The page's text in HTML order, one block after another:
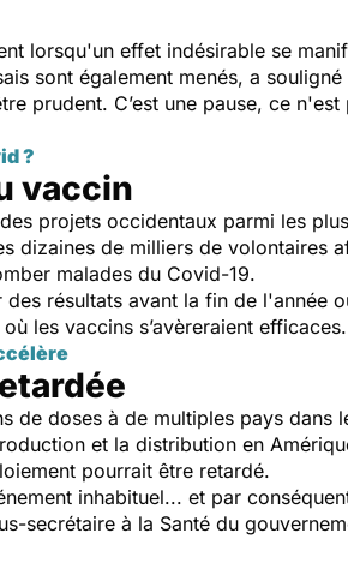
lorsqu'un effet indésirable se
sont également menés, a
prudent. C’est une pause, ce
?
vaccin
projets occidentaux parmi les
dizaines de milliers de volontaires
malades du Covid-19.
résultats avant la fin de l'année
les vaccins s’avèreraient efficaces.
de doses à de multiples pays dans
et la distribution en
pourrait être retardé.
inhabituel... et par
secrétaire à la Santé du